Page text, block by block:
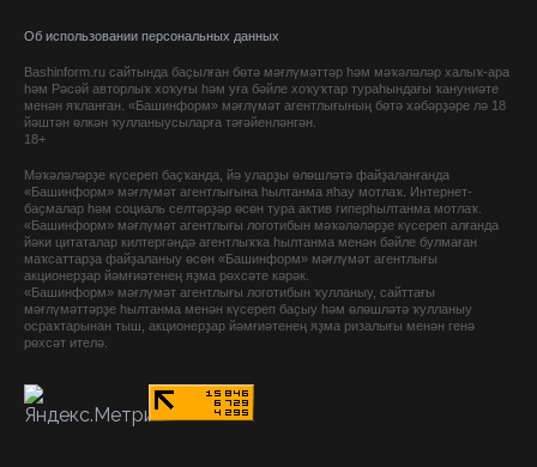
Об использовании персональных данных
Bashinform.ru сайтында баҫылған бөтә мәғлүмәттәр һәм мәҡәләләр халыҡ-ара
һәм Рәсәй авторлыҡ хоҡуғы һәм уға бәйле хоҡуҡтар тураһындағы ҡануниәте
менән яҡланған. «Башинформ» мәғлүмәт агентлығының бөтә хәбәрҙәре лә 18
йәштән өлкән ҡулланыусыларға тәғәйенләнгән.
18+
Мәҡәләләрҙе күсереп баҫҡанда, йә уларҙы өлөшләтә файҙаланғанда
«Башинформ» мәғлүмәт агентлығына һылтанма яһау мотлаҡ. Интернет-
баҫмалар һәм социаль селтәрҙәр өсөн тура актив гиперһылтанма мотлаҡ.
«Башинформ» мәғлүмәт агентлығы логотибын мәҡәләләрҙе күсереп алғанда
йәки цитаталар килтергәндә агентлыҡҡа һылтанма менән бәйле булмаған
маҡсаттарҙа файҙаланыу өсөн «Башинформ» мәғлүмәт агентлығы
акционерҙар йәмғиәтенең яҙма рөхсәте кәрәк.
«Башинформ» мәғлүмәт агентлығы логотибын ҡулланыу, сайттағы
мәғлүмәттәрҙе һылтанма менән күсереп баҫыу һәм өлөшләтә ҡулланыу
осраҡтарынан тыш, акционерҙар йәмғиәтенең яҙма ризалығы менән генә
рөхсәт ителә.